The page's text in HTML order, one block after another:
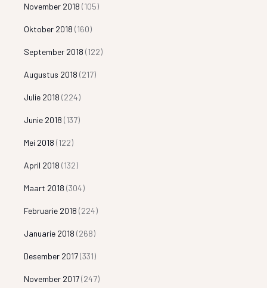
November 2018 (105)
Oktober 2018 (160)
September 2018 (122)
Augustus 2018 (217)
Julie 2018 (224)
Junie 2018 (137)
Mei 2018 (122)
April 2018 (132)
Maart 2018 (304)
Februarie 2018 (224)
Januarie 2018 (268)
Desember 2017(331)
November 2017(247)